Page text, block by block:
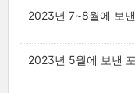
2023년 7~8월에 보
2023년 5월에 보낸